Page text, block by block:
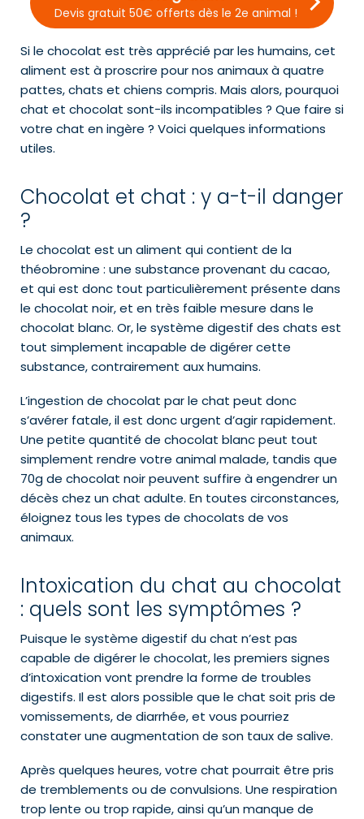
Devis gratuit 50€ offerts dès le 2e animal !
Si le chocolat est très apprécié par les humains, cet
aliment est à proscrire pour nos animaux à quatre
pattes, chats et chiens compris. Mais alors, pourquoi
chat et chocolat sont-ils incompatibles ? Que faire si
votre chat en ingère ? Voici quelques informations
utiles.
Chocolat et chat : y a-t-il danger
?
Le chocolat est un aliment qui contient de la
théobromine : une substance provenant du cacao,
et qui est donc tout particulièrement présente dans
le chocolat noir, et en très faible mesure dans le
chocolat blanc. Or, le système digestif des chats est
tout simplement incapable de digérer cette
substance, contrairement aux humains.
L’ingestion de chocolat par le chat peut donc
s’avérer fatale, il est donc urgent d’agir rapidement.
Une petite quantité de chocolat blanc peut tout
simplement rendre votre animal malade, tandis que
70g de chocolat noir peuvent suffire à engendrer un
décès chez un chat adulte. En toutes circonstances,
éloignez tous les types de chocolats de vos
animaux.
Intoxication du chat au chocolat
: quels sont les symptômes ?
Puisque le système digestif du chat n’est pas
capable de digérer le chocolat, les premiers signes
d’intoxication vont prendre la forme de troubles
digestifs. Il est alors possible que le chat soit pris de
vomissements, de diarrhée, et vous pourriez
constater une augmentation de son taux de salive.
Après quelques heures, votre chat pourrait être pris
de tremblements ou de convulsions. Une respiration
trop lente ou trop rapide, ainsi qu’un manque de